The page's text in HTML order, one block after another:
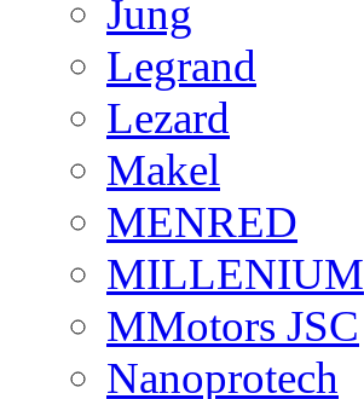
Jung
Legrand
Lezard
Makel
MENRED
MILLENIUM
MMotors JSC
Nanoprotech